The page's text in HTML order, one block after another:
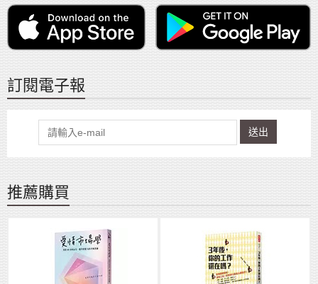
訂閱電子報
送出
推薦購買